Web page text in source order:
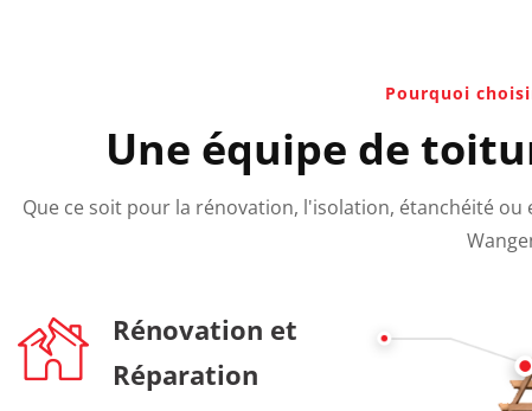
Pourquoi
Une équipe de
Que ce soit pour la rénovation, l'isolation, étanchéité
Rénovation et
Réparation